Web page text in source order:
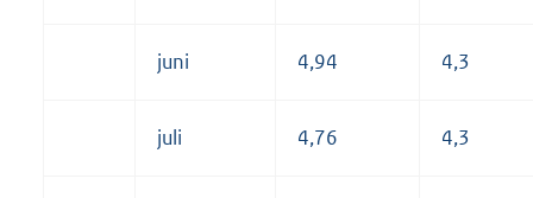
juni 4,94 4,3
juli 4,76 4,3